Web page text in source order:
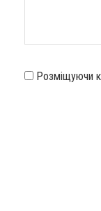
Розміщуючи